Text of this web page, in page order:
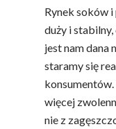
Rynek soków
duży i stabilny,
jest nam dana
staramy się
więcej
nie z